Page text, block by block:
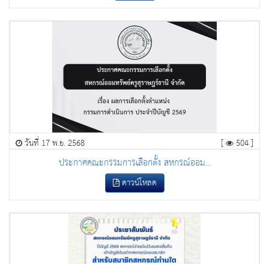
วันที่ 17 พ.ย. 2568 [ 504 ]
ประกาศคณะกรรมการเลือกตั้ง สหกรณ์ออม...
ดาวน์โหลด